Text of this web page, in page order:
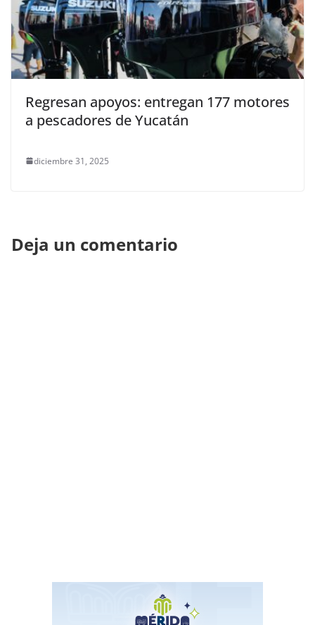
Regresan apoyos: entregan 177 motores
a pescadores de Yucatán
diciembre 31, 2025
Deja un comentario